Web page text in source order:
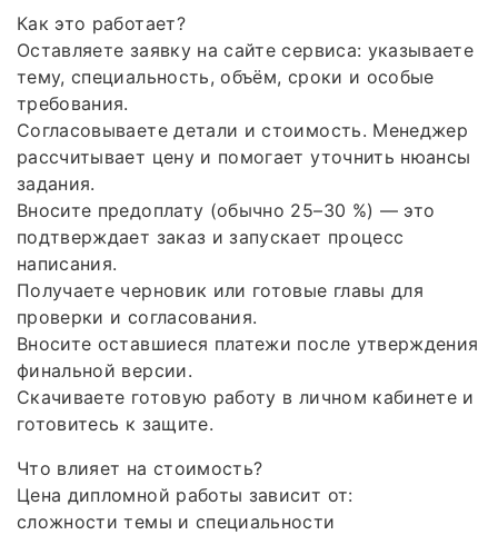
Как это работает?
Оставляете заявку на сайте сервиса: указываете
тему, специальность, объём, сроки и особые
требования.
Согласовываете детали и стоимость. Менеджер
рассчитывает цену и помогает уточнить нюансы
задания.
Вносите предоплату (обычно 25–30 %) — это
подтверждает заказ и запускает процесс
написания.
Получаете черновик или готовые главы для
проверки и согласования.
Вносите оставшиеся платежи после утверждения
финальной версии.
Скачиваете готовую работу в личном кабинете и
готовитесь к защите.
Что влияет на стоимость?
Цена дипломной работы зависит от:
сложности темы и специальности